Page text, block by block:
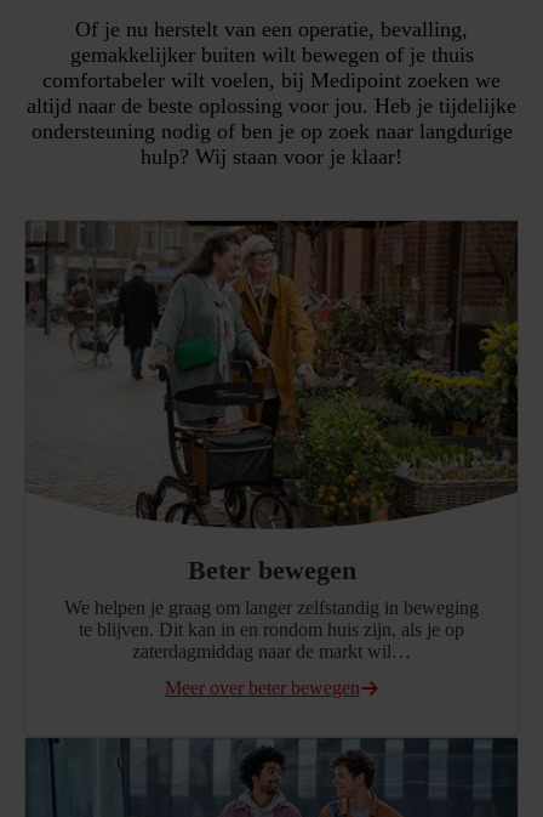
Of je nu herstelt van een operatie, bevalling,
gemakkelijker buiten wilt bewegen of je thuis
comfortabeler wilt voelen, bij Medipoint zoeken we
altijd naar de beste oplossing voor jou. Heb je tijdelijke
ondersteuning nodig of ben je op zoek naar langdurige
hulp? Wij staan voor je klaar!
Beter bewegen
We helpen je graag om langer zelfstandig in beweging
te blijven. Dit kan in en rondom huis zijn, als je op
zaterdagmiddag naar de markt wil…
Meer over beter bewegen